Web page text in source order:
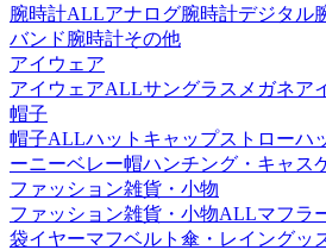
腕時計ALLアナログ腕時計デジタル
バンド腕時計その他
アイウェア
アイウェアALLサングラス メガネア
帽子
帽子ALLハット キャップストローハ
ーニーベレー帽ハンチング・キャス
ファッション雑貨・小物
ファッション雑貨・小物ALLマフラ
袋イヤーマフベルト 傘・レイングッ